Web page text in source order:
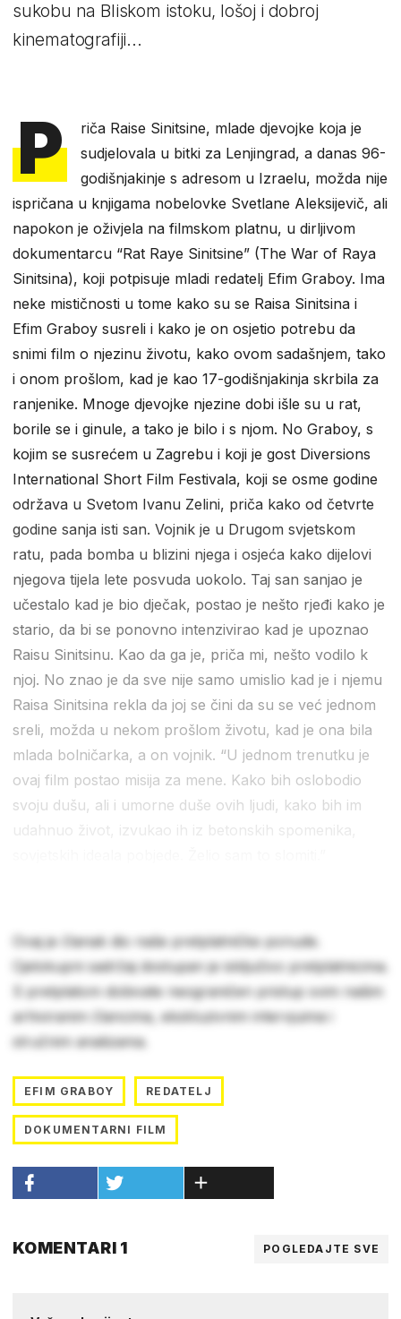
sukobu na Bliskom istoku, lošoj i dobroj
kinematografiji...
P
riča Raise Sinitsine, mlade djevojke koja je
sudjelovala u bitki za Lenjingrad, a danas 96-
godišnjakinje s adresom u Izraelu, možda nije
ispričana u knjigama nobelovke Svetlane Aleksijevič, ali
napokon je oživjela na filmskom platnu, u dirljivom
dokumentarcu “Rat Raye Sinitsine” (The War of Raya
Sinitsina), koji potpisuje mladi redatelj Efim Graboy. Ima
neke mističnosti u tome kako su se Raisa Sinitsina i
Efim Graboy susreli i kako je on osjetio potrebu da
snimi film o njezinu životu, kako ovom sadašnjem, tako
i onom prošlom, kad je kao 17-godišnjakinja skrbila za
ranjenike. Mnoge djevojke njezine dobi išle su u rat,
borile se i ginule, a tako je bilo i s njom. No Graboy, s
kojim se susrećem u Zagrebu i koji je gost Diversions
International Short Film Festivala, koji se osme godine
održava u Svetom Ivanu Zelini, priča kako od četvrte
godine sanja isti san. Vojnik je u Drugom svjetskom
ratu, pada bomba u blizini njega i osjeća kako dijelovi
njegova tijela lete posvuda uokolo. Taj san sanjao je
učestalo kad je bio dječak, postao je nešto rjeđi kako je
stario, da bi se ponovno intenzivirao kad je upoznao
Raisu Sinitsinu. Kao da ga je, priča mi, nešto vodilo k
njoj. No znao je da sve nije samo umislio kad je i njemu
Raisa Sinitsina rekla da joj se čini da su se već jednom
sreli, možda u nekom prošlom životu, kad je ona bila
mlada bolničarka, a on vojnik. “U jednom trenutku je
ovaj film postao misija za mene. Kako bih oslobodio
svoju dušu, ali i umorne duše ovih ljudi, kako bih im
udahnuo život, izvukao ih iz betonskih spomenika,
Ovaj je članak dio naše pretplatničke ponude.
Cjelokupni sadržaj dostupan je isključivo pretplatnicima.
S pretplatom dobivate neograničen pristup svim našim
arhiviranim člancima, ekskluzivnim intervjuima i
stručnim analizama.
EFIM GRABOY REDATELJ
DOKUMENTARNI FILM
KOMENTARI 1 POGLEDAJTE SVE